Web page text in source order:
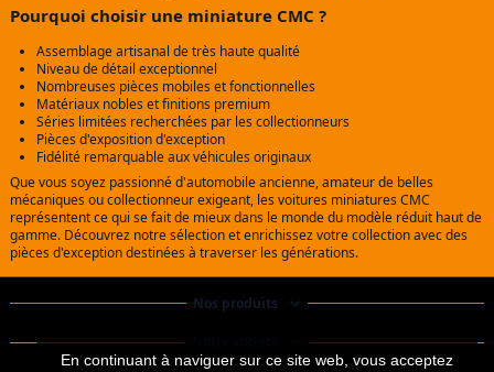
Pourquoi choisir une miniature CMC ?
Assemblage artisanal de très haute qualité
Niveau de détail exceptionnel
Nombreuses pièces mobiles et fonctionnelles
Matériaux nobles et finitions premium
Séries limitées recherchées par les collectionneurs
Pièces d'exposition d'exception
Fidélité remarquable aux véhicules originaux
Que vous soyez passionné d'automobile ancienne, amateur de belles
mécaniques ou collectionneur exigeant, les voitures miniatures CMC
représentent ce qui se fait de mieux dans le monde du modèle réduit haut de
gamme. Découvrez notre sélection et enrichissez votre collection avec des
pièces d'exception destinées à traverser les générations.
Nos produits
En continuant à naviguer sur ce site web, vous acceptez